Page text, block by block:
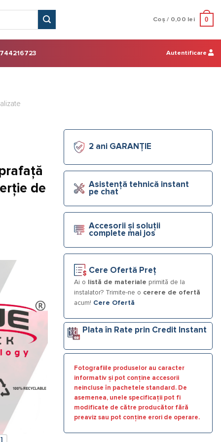
Coș / 0,00 lei 0
Autentificare
de
2 ani GARANȚIE
Asistență tehnică instant
pe chat
Accesorii și soluții
complete mai jos
Cere Ofertă Preț
Ai o listă de materiale primită de la
instalator? Trimite-ne o cerere de ofertă
acum! Cere Ofertă
Plata în Rate prin Credit Instant
Fotografiile produselor au caracter
informativ și pot conține accesorii
neincluse în pachetele standard. De
asemenea, unele specificații pot fi
modificate de către producător fără
preaviz sau pot conține erori de operare.